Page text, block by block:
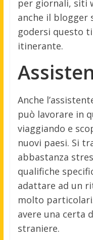
per giornali, siti
anche il blogger
godersi questo
itinerante.
Anche
può lavorare in
viaggiando e
nuovi paesi. Si
abbastanza
qualifiche
adattare ad un
molto
avere una certa
straniere.